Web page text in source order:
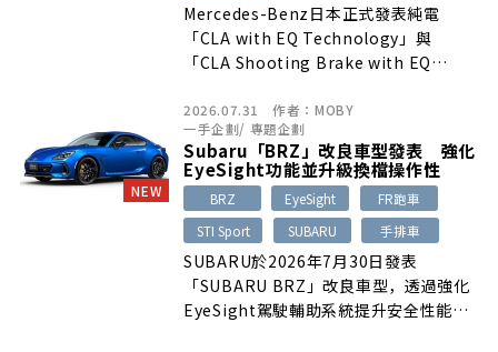
Mercedes-Benz日本正式發表純電
「CLA with EQ Technology」與
「CLA Shooting Brake with EQ
CLA 250+最高WLTP續航里程達771公
里，創下日本市場Mercedes-Benz純電
車最長紀錄。新車導入MB.OS、第四代
MBUX、整合多項生成式AI的虛擬助理，
並支援最高100kW CHAdeMO直流快充
與V2L車外供電功能，四款車型售價自
668萬日圓起。
NEW
2026.07.31 作者： MOBY
一手企劃/ 專題企劃
Subaru「BRZ」改良車型發表 強化
EyeSight功能並升級換檔操作性
BRZ EyeSight
FR跑車
STI Sport
SUBARU 手排車
SUBARU於2026年7月30日發表
「SUBARU BRZ」改良車型，透過強化
EyeSight駕駛輔助系統提升安全性能。